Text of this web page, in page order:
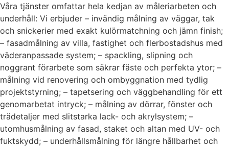
Våra tjänster omfattar hela kedjan av måleriarbeten och
underhåll: Vi erbjuder – invändig målning av väggar, tak
och snickerier med exakt kulörmatchning och jämn finish;
– fasadmålning av villa, fastighet och flerbostadshus med
väderanpassade system; – spackling, slipning och
noggrant förarbete som säkrar fäste och perfekta ytor; –
målning vid renovering och ombyggnation med tydlig
projektstyrning; – tapetsering och väggbehandling för ett
genomarbetat intryck; – målning av dörrar, fönster och
trädetaljer med slitstarka lack- och akrylsystem; –
utomhusmålning av fasad, staket och altan med UV- och
fuktskydd; – underhållsmålning för längre hållbarhet och